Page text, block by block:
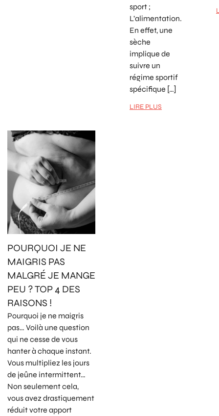
sport ;
L’alimentation.
En effet, une
sèche
implique de
suivre un
régime sportif
spécifique […]
LIRE PLUS
POURQUOI JE NE
MAIGRIS PAS
MALGRÉ JE MANGE
PEU ? TOP 4 DES
RAISONS !
Pourquoi je ne maigris
pas… Voilà une question
qui ne cesse de vous
hanter à chaque instant.
Vous multipliez les jours
de jeûne intermittent…
Non seulement cela,
vous avez drastiquement
réduit votre apport